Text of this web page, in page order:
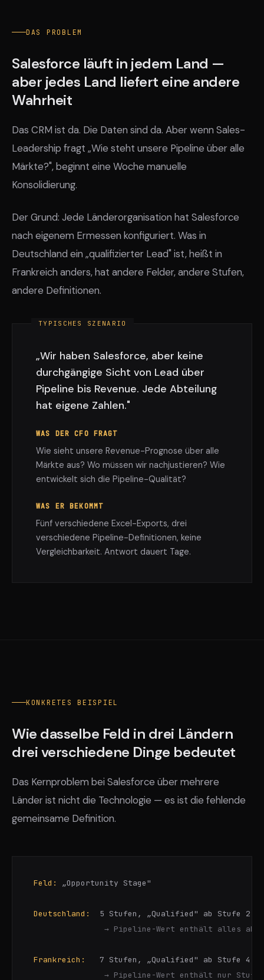
DAS PROBLEM
Salesforce läuft in jedem Land —
aber jedes Land liefert eine andere
Wahrheit
Das CRM ist da. Die Daten sind da. Aber wenn Sales-
Leadership fragt „Wie steht unsere Pipeline über alle
Märkte?", beginnt eine Woche manuelle
Konsolidierung.
Der Grund: Jede Länderorganisation hat Salesforce
nach eigenem Ermessen konfiguriert. Was in
Deutschland ein „qualifizierter Lead" ist, heißt in
Frankreich anders, hat andere Felder, andere Stufen,
andere Definitionen.
„Wir haben Salesforce, aber keine
durchgängige Sicht von Lead über
Pipeline bis Revenue. Jede Abteilung
hat eigene Zahlen."
WAS DER CFO FRAGT
Wie sieht unsere Revenue-Prognose über alle
Märkte aus? Wo müssen wir nachjustieren? Wie
entwickelt sich die Pipeline-Qualität?
WAS ER BEKOMMT
Fünf verschiedene Excel-Exports, drei
verschiedene Pipeline-Definitionen, keine
Vergleichbarkeit. Antwort dauert Tage.
KONKRETES BEISPIEL
Wie dasselbe Feld in drei Ländern
drei verschiedene Dinge bedeutet
Das Kernproblem bei Salesforce über mehrere
Länder ist nicht die Technologie — es ist die fehlende
gemeinsame Definition.
Feld: „Opportunity Stage"
Deutschland:
  5 Stufen, „Qualified" ab Stufe 2
→ Pipeline-Wert enthält alles ab
Frankreich:
   7 Stufen, „Qualified" ab Stufe 4
→ Pipeline-Wert enthält nur Stufe